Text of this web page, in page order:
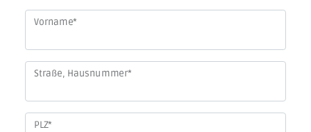
Vorname*
Straße, Hausnummer*
PLZ*